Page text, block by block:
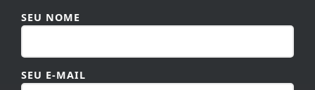
SEU E-MAIL